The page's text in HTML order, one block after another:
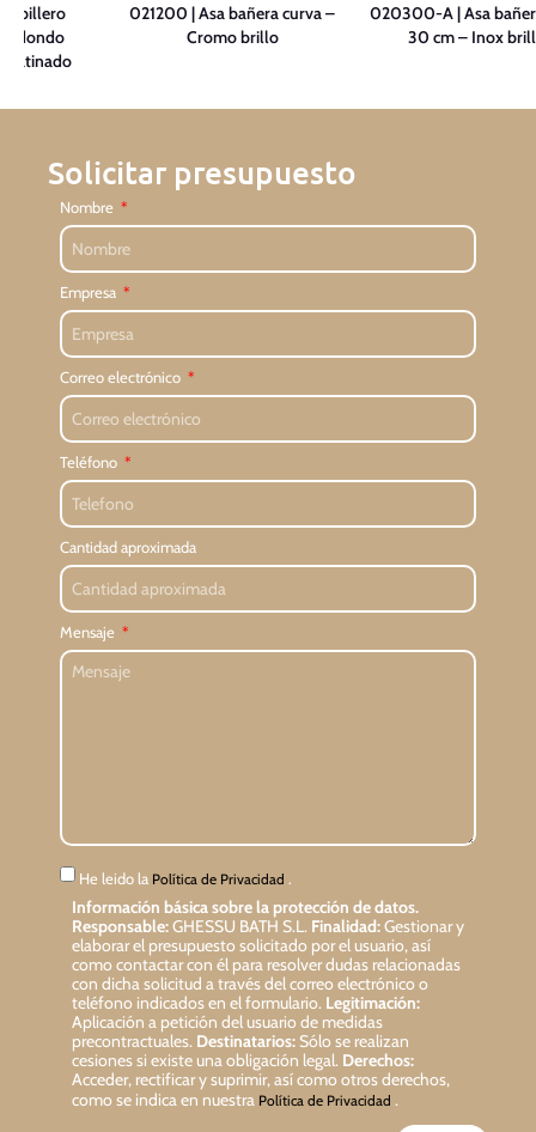
Satinado
021200 | Asa bañera curva –
Cromo brillo
020300-A | Asa
30 cm – Inox
Solicitar presupuesto
Nombre
Empresa
Correo electrónico
Teléfono
Cantidad aproximada
Mensaje
He leido la Política de Privacidad .
Información básica sobre la protección de datos.
Responsable:GHESSU BATH S.L. Finalidad:Gestionar y
elaborar el presupuesto solicitado por el usuario, así
como contactar con él para resolver dudas relacionadas
con dicha solicitud a través del correo electrónico o
teléfono indicados en el formulario. Legitimación:
Aplicación a petición del usuario de medidas
precontractuales. Destinatarios:Sólo se realizan
cesiones si existe una obligación legal. Derechos:
Acceder, rectificar y suprimir, así como otros derechos,
como se indica en nuestra Política de Privacidad .